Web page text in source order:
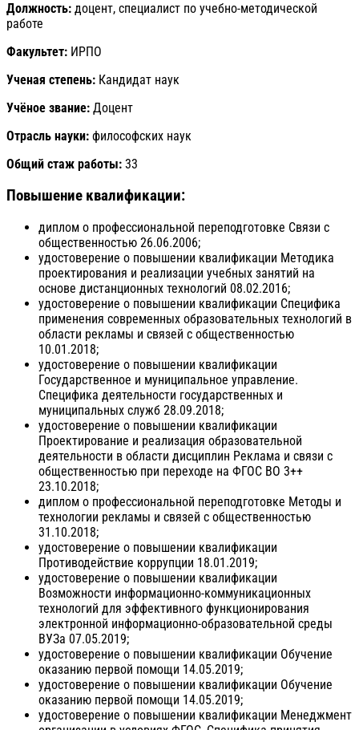
Должность: доцент, специалист по учебно-методической
работе
Факультет: ИРПО
Ученая степень: Кандидат наук
Учёное звание: Доцент
Отрасль науки: философских наук
Общий стаж работы: 33
Повышение квалификации:
диплом о профессиональной переподготовке Связи с
общественностью 26.06.2006;
удостоверение о повышении квалификации Методика
проектирования и реализации учебных занятий на
основе дистанционных технологий 08.02.2016;
удостоверение о повышении квалификации Специфика
применения современных образовательных технологий в
области рекламы и связей с общественностью
10.01.2018;
удостоверение о повышении квалификации
Государственное и муниципальное управление.
Специфика деятельности государственных и
муниципальных служб 28.09.2018;
удостоверение о повышении квалификации
Проектирование и реализация образовательной
деятельности в области дисциплин Реклама и связи с
общественностью при переходе на ФГОС ВО 3++
23.10.2018;
диплом о профессиональной переподготовке Методы и
технологии рекламы и связей с общественностью
31.10.2018;
удостоверение о повышении квалификации
Противодействие коррупции 18.01.2019;
удостоверение о повышении квалификации
Возможности информационно-коммуникационных
технологий для эффективного функционирования
электронной информационно-образовательной среды
ВУЗа 07.05.2019;
удостоверение о повышении квалификации Обучение
оказанию первой помощи 14.05.2019;
удостоверение о повышении квалификации Обучение
оказанию первой помощи 14.05.2019;
удостоверение о повышении квалификации Менеджмент